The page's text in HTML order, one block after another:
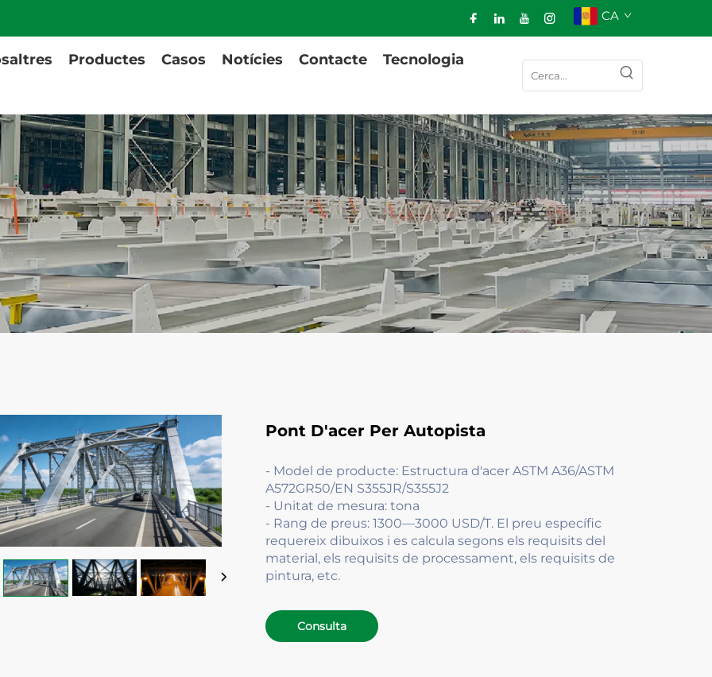
CA
Productes Casos Notícies Contacte Tecnologia
Pont D'acer Per Autopista
- Model de producte: Estructura d'acer ASTM A36/ASTM
A572GR50/EN S355JR/S355J2
- Unitat de mesura: tona
- Rang de preus: 1300—3000 USD/T. El preu específic
requereix dibuixos i es calcula segons els requisits del
material, els requisits de processament, els requisits de
pintura, etc.
Consulta